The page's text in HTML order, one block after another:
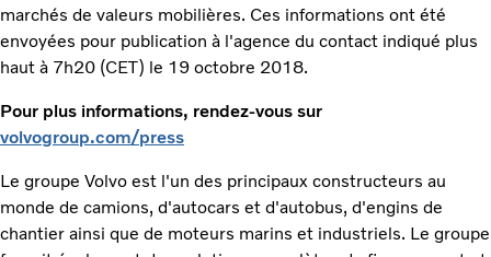
marchés de valeurs mobilières. Ces informations ont été
envoyées pour publication à l'agence du contact indiqué plus
haut à 7h20 (CET) le 19 octobre 2018.
Pour plus informations, rendez-vous sur
volvogroup.com/press
Le groupe Volvo est l'un des principaux constructeurs au
monde de camions, d'autocars et d'autobus, d'engins de
chantier ainsi que de moteurs marins et industriels. Le groupe